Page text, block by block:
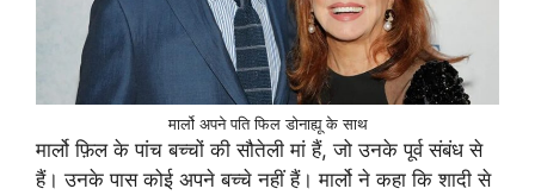
मार्लो अपने पति फिल डोनाह्यू के साथ
मार्लो फ़िल के पांच बच्चों की सौतेली मां हैं, जो उनके पूर्व संबंध से
हैं। उनके पास कोई अपने बच्चे नहीं हैं। मार्लो ने कहा कि शादी से